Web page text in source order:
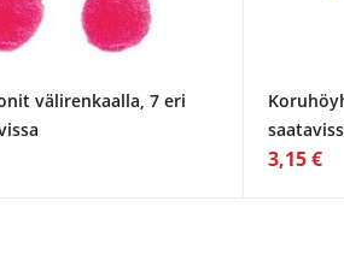
välirenkaalla, 7 eri
3,15 €